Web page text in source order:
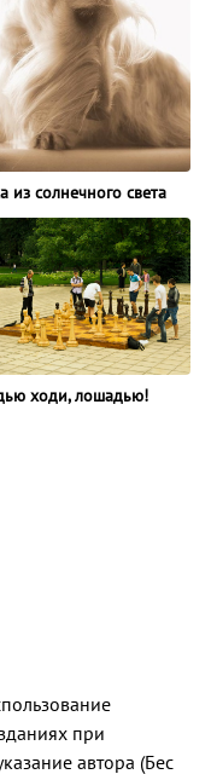
из солнечного света
ходи, лошадью!
при
автора (Бес